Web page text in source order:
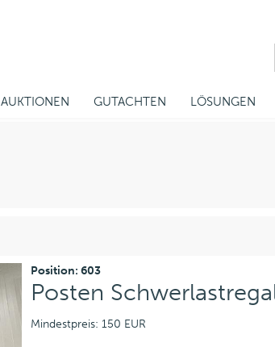
AUKTIONEN GUTACHTEN LÖSUNGEN
Position: 603
Posten
Mindestpreis: 150 EUR